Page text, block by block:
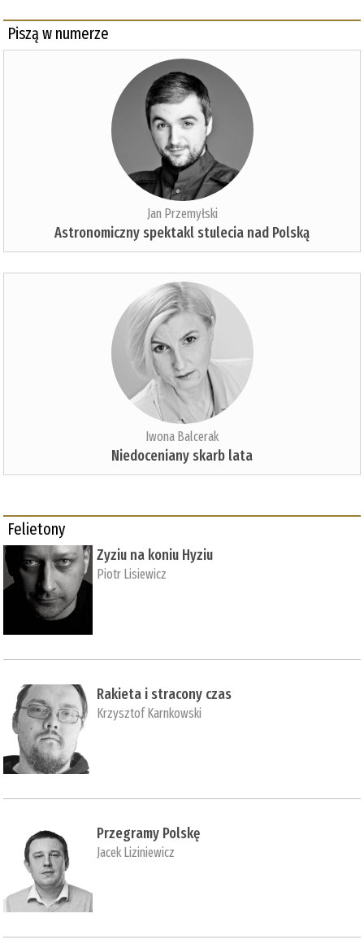
Piszą w numerze
Jan Przemyłski
Astronomiczny spektakl stulecia nad Polską
Iwona Balcerak
Niedoceniany skarb lata
Felietony
Zyziu na koniu Hyziu
Piotr Lisiewicz
Rakieta i stracony czas
Krzysztof Karnkowski
Przegramy Polskę
Jacek Liziniewicz